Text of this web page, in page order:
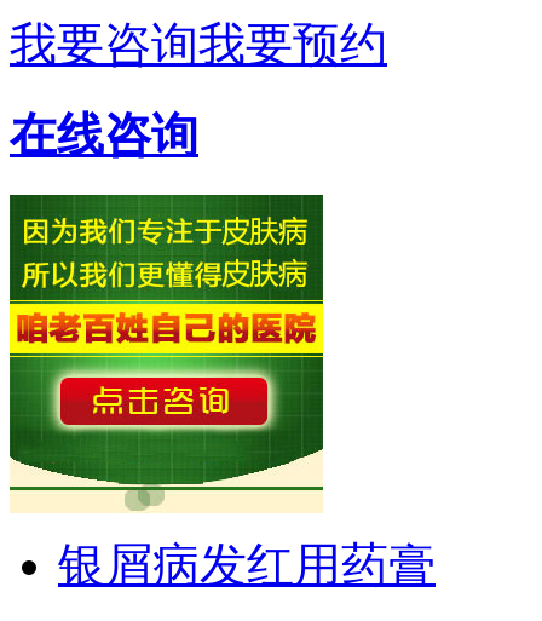
我要咨询我要预约
在线咨询
银屑病发红用药膏